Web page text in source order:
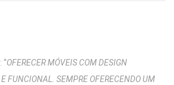
“OFERECER MÓVEIS COM DESIGN
FUNCIONAL. SEMPRE OFERECENDO UM